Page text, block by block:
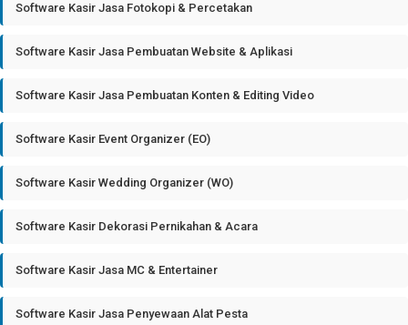
Software Kasir Jasa Fotokopi & Percetakan
Software Kasir Jasa Pembuatan Website & Aplikasi
Software Kasir Jasa Pembuatan Konten & Editing Video
Software Kasir Event Organizer (EO)
Software Kasir Wedding Organizer (WO)
Software Kasir Dekorasi Pernikahan & Acara
Software Kasir Jasa MC & Entertainer
Software Kasir Jasa Penyewaan Alat Pesta